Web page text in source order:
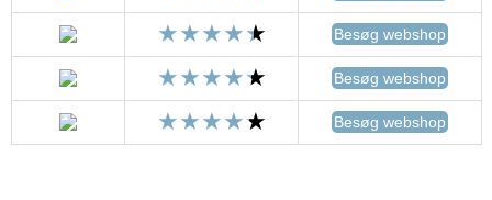
Besøg webshop
Besøg webshop
Besøg webshop